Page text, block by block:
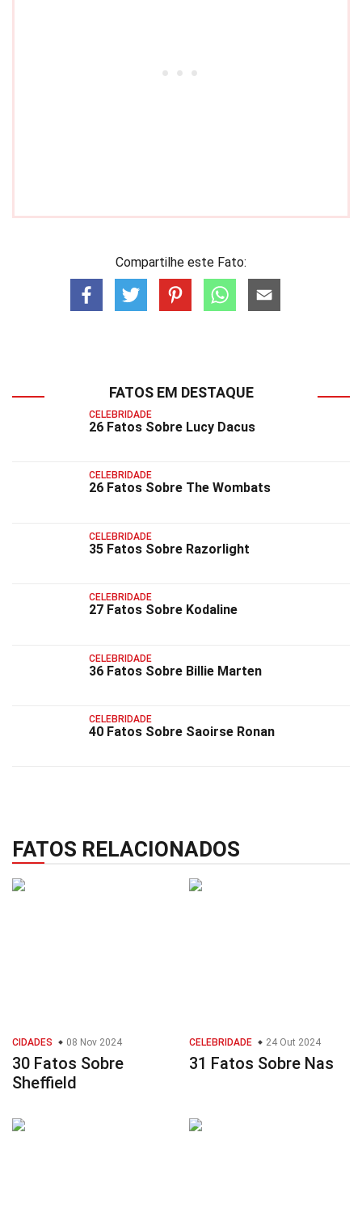
Compartilhe este Fato:
FATOS EM DESTAQUE
CELEBRIDADE
26 Fatos Sobre Lucy Dacus
CELEBRIDADE
26 Fatos Sobre The Wombats
CELEBRIDADE
35 Fatos Sobre Razorlight
CELEBRIDADE
27 Fatos Sobre Kodaline
CELEBRIDADE
36 Fatos Sobre Billie Marten
CELEBRIDADE
40 Fatos Sobre Saoirse Ronan
FATOS RELACIONADOS
CIDADES 08 Nov 2024
30 Fatos Sobre
Sheffield
CELEBRIDADE 24 Out 2024
31 Fatos Sobre Nas